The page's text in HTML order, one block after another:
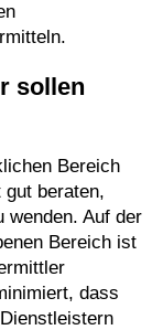
sollen
Bereich
beraten,
wenden. Auf der
Bereich ist
dass